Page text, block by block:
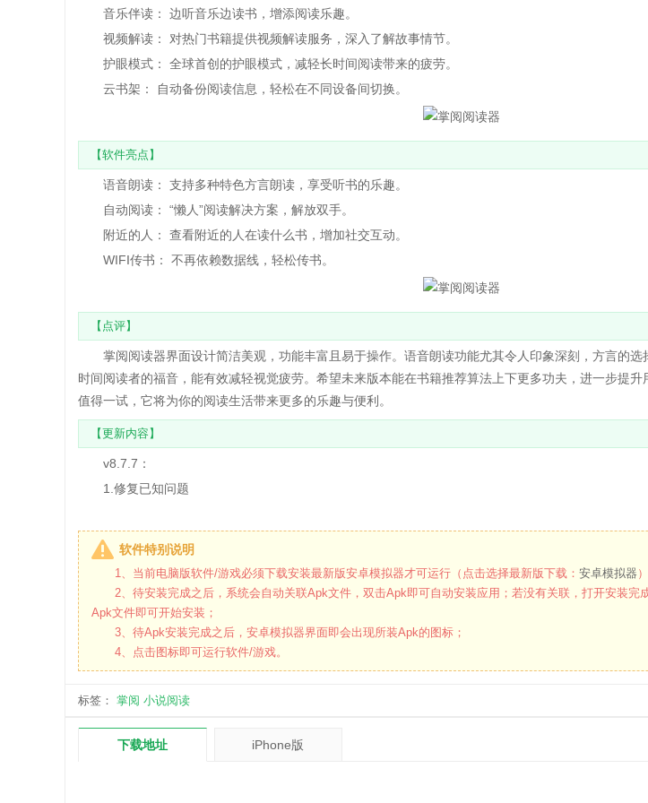
音乐伴读： 边听音乐边读书，增添阅读乐趣。
视频解读： 对热门书籍提供视频解读服务，深入了解故事情节。
护眼模式： 全球首创的护眼模式，减轻长时间阅读带来的疲劳。
云书架： 自动备份阅读信息，轻松在不同设备间切换。
【软件亮点】
语音朗读： 支持多种特色方言朗读，享受听书的乐趣。
自动阅读： “懒人”阅读解决方案，解放双手。
附近的人： 查看附近的人在读什么书，增加社交互动。
WIFI传书： 不再依赖数据线，轻松传书。
【点评】
掌阅阅读器界面设计简洁美观，功能丰富且易于操作。语音朗读功能尤其令人印象深刻，方言的选
时间阅读者的福音，能有效减轻视觉疲劳。希望未来版本能在书籍推荐算法上下更多功夫，进一步提
值得一试，它将为你的阅读生活带来更多的乐趣与便利。
【更新内容】
v8.7.7：
1.修复已知问题
软件特别说明
1、当前电脑版软件/游戏必须下载安装最新版安卓模拟器才可运行（点击选择最新版下载： 安卓模拟器
2、待安装完成之后，系统会自动关联Apk文件，双击Apk即可自动安装应用；若没有关联，打开安装完
Apk文件即可开始安装；
3、待Apk安装完成之后，安卓模拟器界面即会出现所装Apk的图标；
4、点击图标即可运行软件/游戏。
标签： 掌阅 小说阅读
下载地址 iPhone版